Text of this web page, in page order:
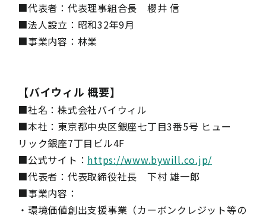
■代表者：代表理事組合長 櫻井 信
■法人設立：昭和32年9月
■事業内容：林業
【バイウィル 概要】
■社名：株式会社バイウィル
■本社：東京都中央区銀座七丁目3番5号 ヒュー
リック銀座7丁目ビル4F
■公式サイト： https://www.bywill.co.jp/
■代表者：代表取締役社長 下村 雄一郎
■事業内容：
・環境価値創出支援事業（カーボンクレジット等の